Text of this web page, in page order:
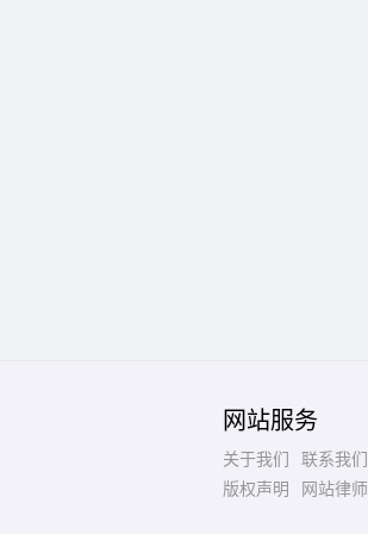
网站服务
关于我们 联系我们
版权声明
网站律师